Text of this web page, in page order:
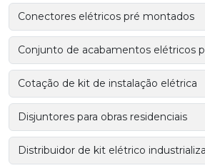
Conectores elétricos pré montados
Conjunto de acabamentos elétricos
Cotação de kit de instalação elétrica
Disjuntores para obras residenciais
Distribuidor de kit elétrico